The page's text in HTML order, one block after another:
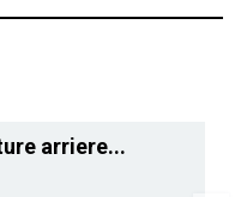
arriere...